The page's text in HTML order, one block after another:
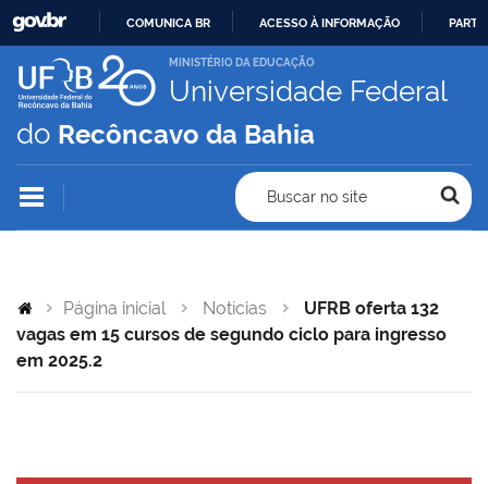
IR
PARA
CONTEÚDO
COMUNICA BR ACESSO À INFORMAÇÃO
MINISTÉRIO DA EDUCAÇÃO
Universidade Federal
do Recôncavo da Bahia
Buscar no site
Página inicial Notícias
UFRB oferta 132
vagas em 15 cursos de segundo ciclo para ingresso
em 2025.2